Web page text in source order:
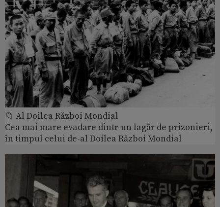
📁 Al Doilea Război Mondial
Cea mai mare evadare dintr-un lagăr de prizonieri,
în timpul celui de-al Doilea Război Mondial